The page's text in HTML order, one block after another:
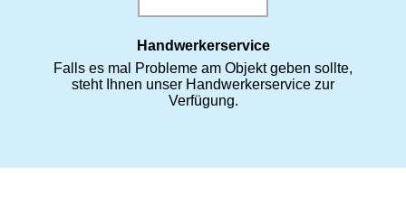
Handwerkerservice
Falls es mal Probleme am Objekt geben sollte,
steht Ihnen unser Handwerkerservice zur
Verfügung.